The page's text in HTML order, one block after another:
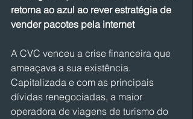
retorna ao azul ao rever estratégia de
vender pacotes pela internet
A CVC venceu a crise financeira que
ameaçava a sua existência.
Capitalizada e com as principais
dívidas renegociadas, a maior
operadora de viagens de turismo do